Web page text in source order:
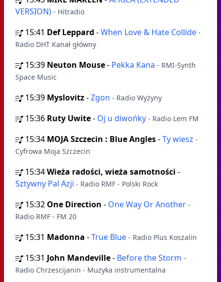
VERSION) - Hitradio
15:41 Def Leppard -When Love & Hate Collide -
Radio DHT Kanał główny
15:39 Neuton Mouse- Pekka Kana - RMI-Synth
Space Music
15:39 Myslovitz-Zgon - Radio Wyżyny
15:36 Ruty Uwite- Oj u diwońky - Radio Lem FM
15:34 MOJA Szczecin : Blue Angles-Ty wiesz -
Cyfrowa Moja Szczecin
15:34Wieża radości, wieża samotności -
Sztywny Pal Azji - Radio RMF - Polski Rock
15:32 One Direction - One Way Or Another -
Radio RMF - FM 20
15:31 Madonna -True Blue - Radio Plus Koszalin
15:31 John Mandeville- Before the Storm -
Radio Chrzescijanin - Muzyka instrumentalna